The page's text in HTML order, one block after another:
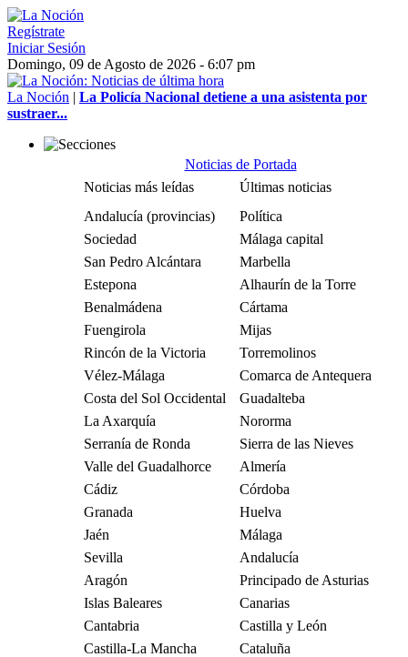
Regístrate
Iniciar Sesión
Domingo, 09 de Agosto de 2026 - 6:07 pm
La Noción | La Policía Nacional detiene a una asistenta por
sustraer...
Noticias de Portada
Noticias más leídas
Últimas noticias
Andalucía (provincias)
Política
Sociedad
Málaga capital
San Pedro Alcántara
Marbella
Estepona
Alhaurín de la Torre
Benalmádena
Cártama
Fuengirola
Mijas
Rincón de la Victoria
Torremolinos
Vélez-Málaga
Comarca de Antequera
Costa del Sol Occidental
Guadalteba
La Axarquía
Nororma
Serranía de Ronda
Sierra de las Nieves
Valle del Guadalhorce
Almería
Cádiz
Córdoba
Granada
Huelva
Jaén
Málaga
Sevilla
Andalucía
Aragón
Principado de Asturias
Islas Baleares
Canarias
Cantabria
Castilla y León
Castilla-La Mancha
Cataluña